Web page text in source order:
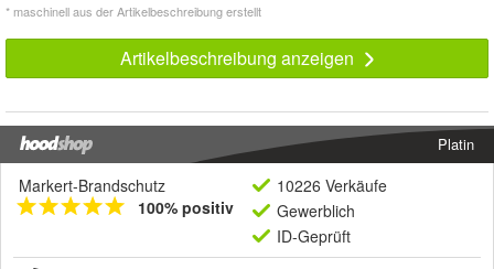
* maschinell aus der Artikelbeschreibung erstellt
Artikelbeschreibung anzeigen
Platin
Markert-Brandschutz
100% positiv
10226 Verkäufe
Gewerblich
ID-Geprüft